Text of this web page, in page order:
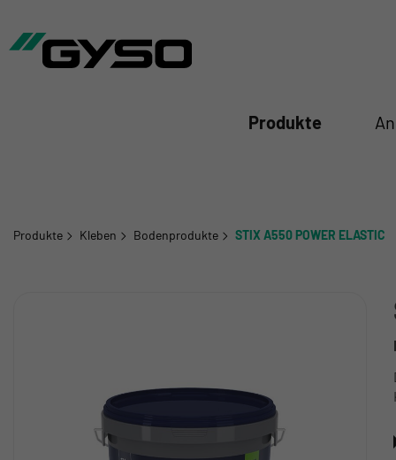
Produkte
Produkte Kleben Bodenprodukte STIX A550 POWER ELASTIC